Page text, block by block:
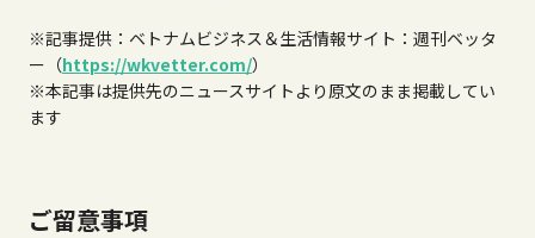
※記事提供：ベトナムビジネス＆生活情報サイト：週刊ベッタ
ー（https://wkvetter.com/）
※本記事は提供先のニュースサイトより原文のまま掲載してい
ます
ご留意事項